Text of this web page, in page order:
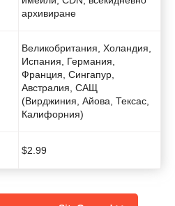
архивиране
Великобритания, Холандия,
Испания, Германия,
Франция, Сингапур,
Австралия, САЩ
(Вирджиния, Айова, Тексас,
Калифорния)
$2.99